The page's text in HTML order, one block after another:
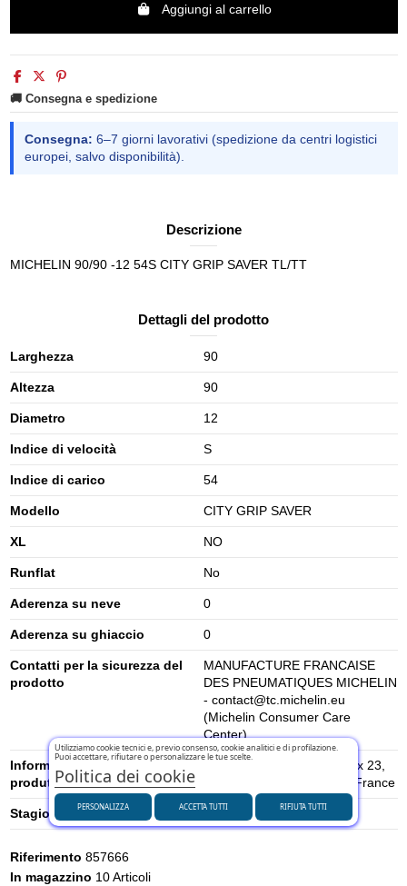
Aggiungi al carrello
🚚 Consegna e spedizione
Consegna: 6–7 giorni lavorativi (spedizione da centri logistici
europei, salvo disponibilità).
Descrizione
MICHELIN 90/90 -12 54S CITY GRIP SAVER TL/TT
Dettagli del prodotto
Larghezza 90
Altezza 90
Diametro 12
Indice di velocità S
Indice di carico 54
Modello CITY GRIP SAVER
XL NO
Runflat No
Aderenza su neve 0
Aderenza su ghiaccio 0
Contatti per la sicurezza del
prodotto
MANUFACTURE FRANCAISE
DES PNEUMATIQUES MICHELIN
- contact@tc.michelin.eu
(Michelin Consumer Care
Center)
Informazioni di sicurezza del
produttore
place des Carmes-Déchaux 23,
63000 Clermont-Ferrand, France
Stagione Estivi
Riferimento 857666
In magazzino 10 Articoli
Utilizziamo cookie tecnici e, previo consenso, cookie analitici e di profilazione.
Puoi accettare, rifiutare o personalizzare le tue scelte.
Politica dei cookie
PERSONALIZZA RIFIUTA TUTTI
ACCETTA TUTTI